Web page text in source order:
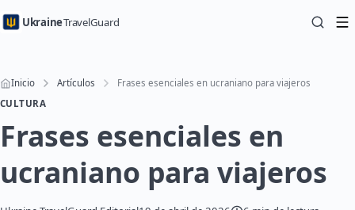
UkraineTravelGuard
Inicio Artículos
Frases esenciales en ucraniano para viajeros
CULTURA
Frases esenciales en
ucraniano para viajeros